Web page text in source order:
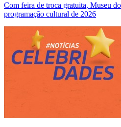
Com feira de troca gratuita, Museu
programação cultural de 2026